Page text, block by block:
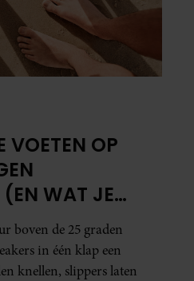
VOETEN OP
(EN WAT JE
DOEN)
boven de 25 graden
in één klap een
knellen, slippers laten